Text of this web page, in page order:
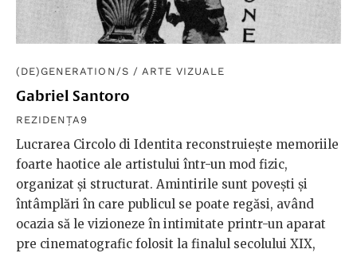
(DE)GENERATION/S / ARTE VIZUALE
Gabriel Santoro
REZIDENȚA9
Lucrarea Circolo di Identita reconstruiește memoriile
foarte haotice ale artistului într-un mod fizic,
organizat și structurat. Amintirile sunt povești și
întâmplări în care publicul se poate regăsi, având
ocazia să le vizioneze în intimitate printr-un aparat
pre cinematografic folosit la finalul secolului XIX,